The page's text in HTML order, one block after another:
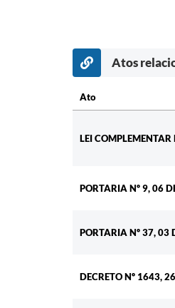
Atos
Ato
LEI
PORTARIA Nº 9, 06
PORTARIA Nº 37, 03
DECRETO Nº 1643,